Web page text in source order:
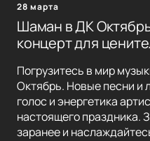
28 марта
Шаман в ДК
концерт для
Погрузитесь в мир
Октябрь. Новые песни и
голос и энергетика
настоящего праздника.
заранее и